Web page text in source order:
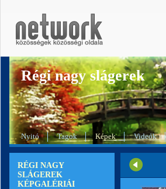
Régi nagy slágerek
Nyitó Tagok Képek Videók
RÉGI NAGY
SLÁGEREK
KÉPGALÉRIÁI